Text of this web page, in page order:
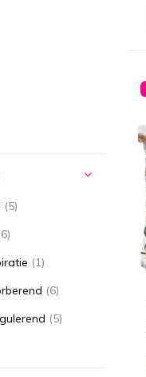
(5)
(1)
(6)
(5)